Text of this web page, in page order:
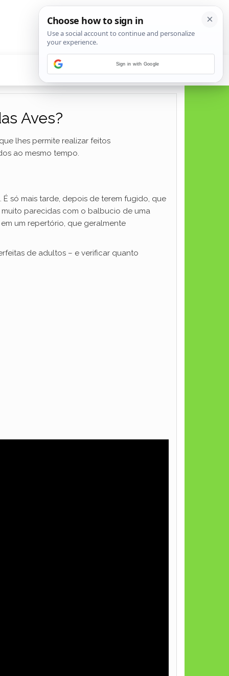
Aves?
lhes permite realizar feitos
ao mesmo tempo.
só mais tarde, depois de terem fugido, que
muito parecidas com o balbucio de uma
um repertório, que geralmente
de adultos – e verificar quanto
Sign in with Google